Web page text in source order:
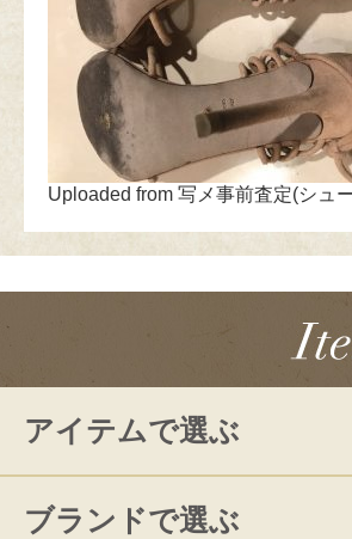
Uploaded from 写メ事前査定(シュ
アイテムで選ぶ
ブランドで選ぶ